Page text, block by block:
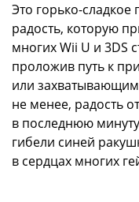
Это горько-
радость, которую
многих Wii U и 3DS
проложив путь к
или
не менее, радость
в последнюю
гибели синей
в сердцах многих